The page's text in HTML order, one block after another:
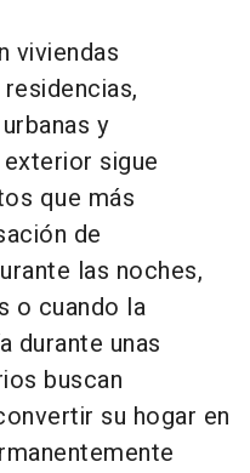
viviendas
y
sigue
que más
de
las noches,
o cuando la
durante unas
buscan
su hogar en